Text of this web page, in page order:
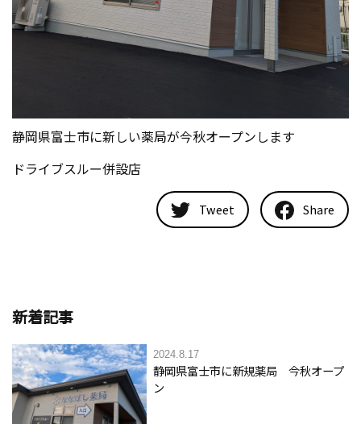
静岡県富士市に新しい薬局が今秋オープンします
ドライブスルー併設店
Tweet Share
新着記事
2024.8.17
静岡県富士市に新規薬局 今秋オープ
ン